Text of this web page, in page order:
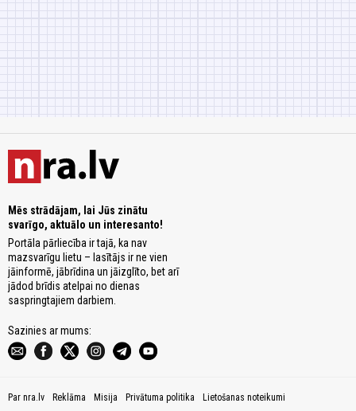
Mēs strādājam, lai Jūs zinātu
svarīgo, aktuālo un interesanto!
Portāla pārliecība ir tajā, ka nav
mazsvarīgu lietu – lasītājs ir ne vien
jāinformē, jābrīdina un jāizglīto, bet arī
jādod brīdis atelpai no dienas
saspringtajiem darbiem.
Sazinies ar mums:
Par nra.lv Reklāma Misija Privātuma politika Lietošanas noteikumi